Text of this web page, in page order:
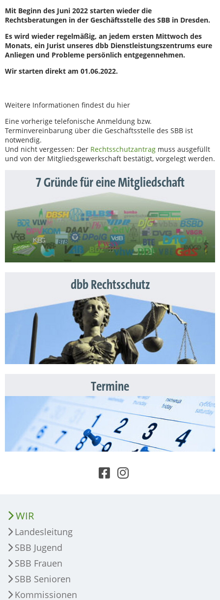
Mit Beginn des Juni 2022 starten wieder die
Rechtsberatungen in der Geschäftsstelle des SBB in Dresden.
Es wird wieder regelmäßig, an jedem ersten Mittwoch des
Monats, ein Jurist unseres dbb Dienstleistungszentrums eure
Anliegen und Probleme persönlich entgegennehmen.
Wir starten direkt am 01.06.2022.
Weitere Informationen findest du hier
Eine vorherige telefonische Anmeldung bzw.
Terminvereinbarung über die Geschäftsstelle des SBB ist
notwendig.
Und nicht vergessen: Der Rechtsschutzantrag muss ausgefüllt
und von der Mitgliedsgewerkschaft bestätigt, vorgelegt werden.
7 Gründe für eine Mitgliedschaft
dbb Rechtsschutz
Termine
WIR
Landesleitung
SBB Jugend
SBB Frauen
SBB Senioren
Kommissionen